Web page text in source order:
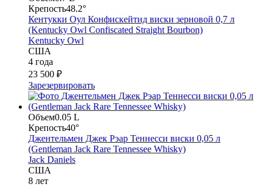
Крепость48.2°
Кентукки Оул Конфискейтид виски зерновой 0,7 л
(Kentucky Owl Confiscated Straight Bourbon)
Kentucky Owl
США
4 года
23 500 ₽
Зарезервировать
Объем0.05 L
Крепость40°
Джентельмен Джек Рэар Теннесси виски 0,05 л
(Gentleman Jack Rare Tennessee Whisky)
Jack Daniels
США
8 лет